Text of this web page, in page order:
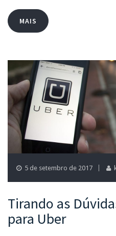
MAIS
5 de setembro de 2017
Tirando as
para Uber